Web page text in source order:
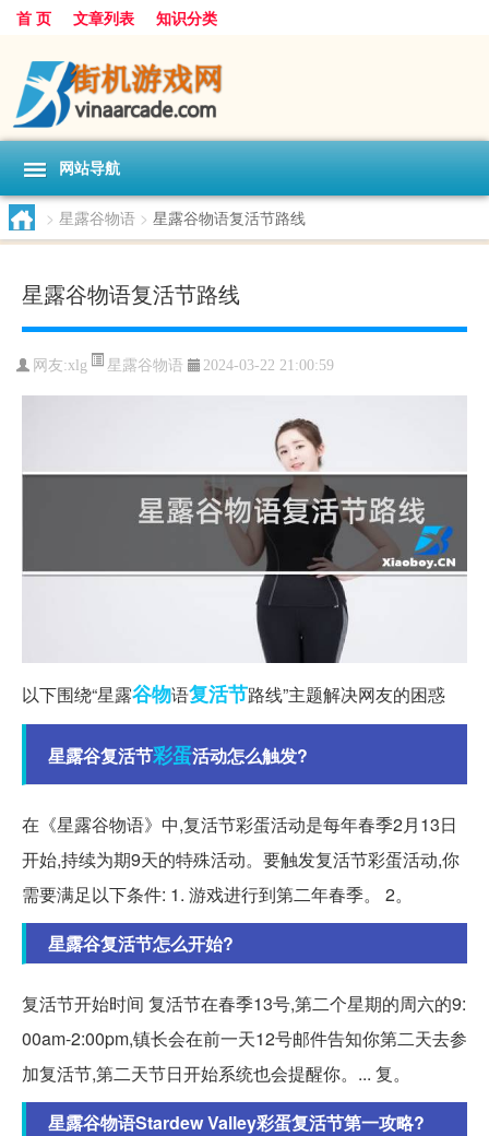
首 页 文章列表 知识分类
网站导航
> 星露谷物语 > 星露谷物语复活节路线
星露谷物语复活节路线
网友:xlg 星露谷物语 2024-03-22 21:00:59
以下围绕“星露谷物语复活节路线”主题解决网友的困惑
星露谷复活节彩蛋活动怎么触发?
在《星露谷物语》中,复活节彩蛋活动是每年春季2月13日
开始,持续为期9天的特殊活动。要触发复活节彩蛋活动,你
需要满足以下条件: 1. 游戏进行到第二年春季。 2。
星露谷复活节怎么开始?
复活节开始时间 复活节在春季13号,第二个星期的周六的9:
00am-2:00pm,镇长会在前一天12号邮件告知你第二天去参
加复活节,第二天节日开始系统也会提醒你。... 复。
星露谷物语Stardew Valley彩蛋复活节第一攻略?